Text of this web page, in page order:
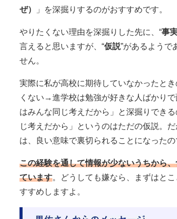
ぜ）
」を深掘りするのがおすすめです。
やりたくない理由を深掘りした先に、“事
言えると思いますが、“仮説”があるようで
せん。
実際に私が高校に期待していなかったと
くない→進学校は勉強が好きな人ばかり
はみんな同じ考えだから」と深掘りでき
じ考えだから」というのはただの仮説。
は、良い意味で裏切られることになったの
この経験を通して情報が少ないうちから
ています。どうしても嫌なら、まずはと
すすめしますよ。